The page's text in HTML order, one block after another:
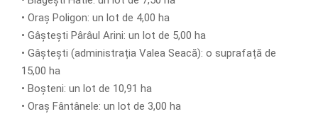
• Oraș Poligon: un lot de 4,00 ha
• Gâștești Pârâul Arini: un lot de 5,00 ha
• Gâștești (administrația Valea Seacă): o suprafață de
15,00 ha
• Boșteni: un lot de 10,91 ha
• Oraș Fântânele: un lot de 3,00 ha